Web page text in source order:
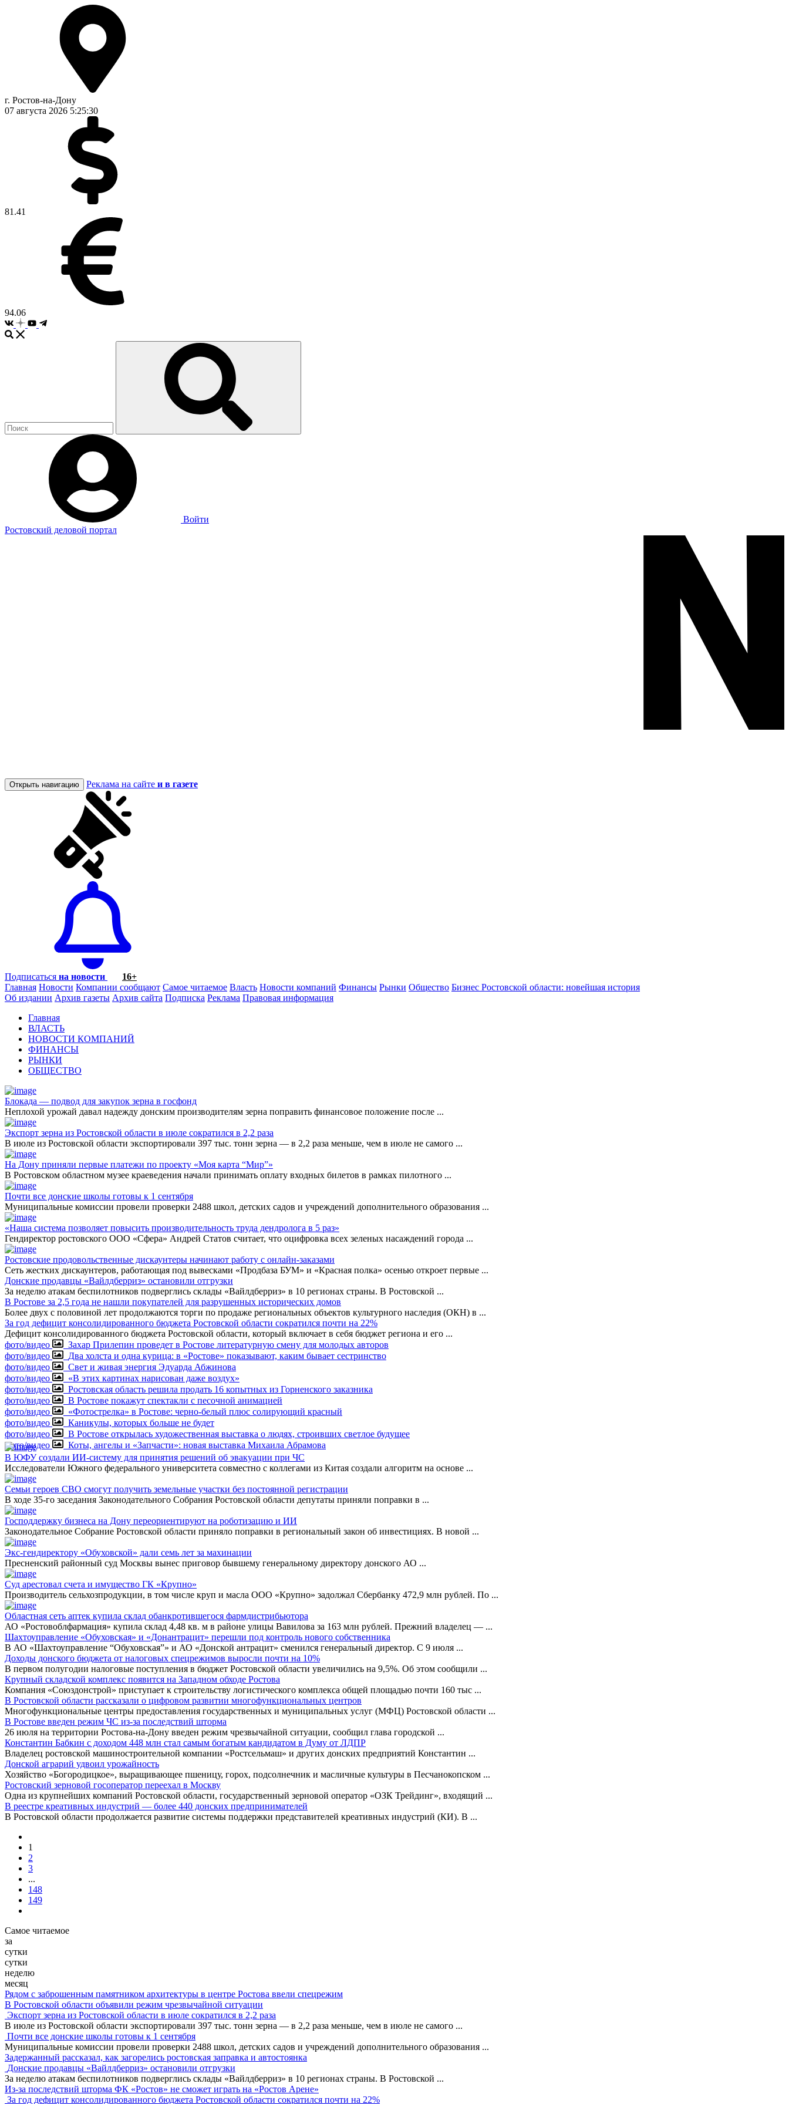
г. Ростов-на-Дону
07 августа 2026 5:25:31
81.41
94.06
Войти
Ростовский деловой портал
Открыть навигацию Реклама на сайте и в газете
Подписаться на новости
16+
Главная Новости Компании сообщают Самое читаемое Власть Новости компаний Финансы Рынки Общество Бизнес Ростовской области: новейшая история
Об издании Архив газеты Архив сайта Подписка Реклама Правовая информация
Главная
ВЛАСТЬ
НОВОСТИ КОМПАНИЙ
ФИНАНСЫ
РЫНКИ
ОБЩЕСТВО
Блокада — подвод для закупок зерна в госфонд
Неплохой урожай давал надежду донским производителям зерна поправить финансовое положение после ...
Экспорт зерна из Ростовской области в июле сократился в 2,2 раза
В июле из Ростовской области экспортировали 397 тыс. тонн зерна — в 2,2 раза меньше, чем в июле не самого ...
На Дону приняли первые платежи по проекту «Моя карта “Мир”»
В Ростовском областном музее краеведения начали принимать оплату входных билетов в рамках пилотного ...
Почти все донские школы готовы к 1 сентября
Муниципальные комиссии провели проверки 2488 школ, детских садов и учреждений дополнительного образования ...
«Наша система позволяет повысить производительность труда дендролога в 5 раз»
Гендиректор ростовского ООО «Сфера» Андрей Статов считает, что оцифровка всех зеленых насаждений города ...
Ростовские продовольственные дискаунтеры начинают работу с онлайн-заказами
Сеть жестких дискаунтеров, работающая под вывесками «Продбаза БУМ» и «Красная полка» осенью откроет первые ...
Донские продавцы «Вайлдберриз» остановили отгрузки
За неделю атакам беспилотников подверглись склады «Вайлдберриз» в 10 регионах страны. В Ростовской ...
В Ростове за 2,5 года не нашли покупателей для разрушенных исторических домов
Более двух с половиной лет продолжаются торги по продаже региональных объектов культурного наследия (ОКН) в ...
За год дефицит консолидированного бюджета Ростовской области сократился почти на 22%
Дефицит консолидированного бюджета Ростовской области, который включает в себя бюджет региона и его ...
фото/видео
Захар Прилепин проведет в Ростове литературную смену для молодых авторов
фото/видео
Два холста и одна курица: в «Ростове» показывают, каким бывает сестринство
фото/видео
Свет и живая энергия Эдуарда Абжинова
фото/видео
«В этих картинах нарисован даже воздух»
фото/видео
Ростовская область решила продать 16 копытных из Горненского заказника
фото/видео
В Ростове покажут спектакли с песочной анимацией
фото/видео
«Фотострелка» в Ростове: черно-белый плюс солирующий красный
фото/видео
Каникулы, которых больше не будет
фото/видео
В Ростове открылась художественная выставка о людях, строивших светлое будущее
фото/видео
Коты, ангелы и «Запчасти»: новая выставка Михаила Абрамова
В ЮФУ создали ИИ-систему для принятия решений об эвакуации при ЧС
Исследователи Южного федерального университета совместно с коллегами из Китая создали алгоритм на основе ...
Семьи героев СВО смогут получить земельные участки без постоянной регистрации
В ходе 35-го заседания Законодательного Собрания Ростовской области депутаты приняли поправки в ...
Господдержку бизнеса на Дону переориентируют на роботизацию и ИИ
Законодательное Собрание Ростовской области приняло поправки в региональный закон об инвестициях. В новой ...
Экс-гендиректору «Обуховской» дали семь лет за махинации
Пресненский районный суд Москвы вынес приговор бывшему генеральному директору донского АО ...
Суд арестовал счета и имущество ГК «Крупно»
Производитель сельхозпродукции, в том числе круп и масла ООО «Крупно» задолжал Сбербанку 472,9 млн рублей. По ...
Областная сеть аптек купила склад обанкротившегося фармдистрибьютора
АО «Ростовоблфармация» купила склад 4,48 кв. м в районе улицы Вавилова за 163 млн рублей. Прежний владелец — ...
Шахтоуправление «Обуховская» и «Донантрацит» перешли под контроль нового собственника
В АО «Шахтоуправление “Обуховская”» и АО «Донской антрацит» сменился генеральный директор. С 9 июля ...
Доходы донского бюджета от налоговых спецрежимов выросли почти на 10%
В первом полугодии налоговые поступления в бюджет Ростовской области увеличились на 9,5%. Об этом сообщили ...
Крупный складской комплекс появится на Западном обходе Ростова
Компания «Союздонстрой» приступает к строительству логистического комплекса общей площадью почти 160 тыс ...
В Ростовской области рассказали о цифровом развитии многофункциональных центров
Многофункциональные центры предоставления государственных и муниципальных услуг (МФЦ) Ростовской области ...
В Ростове введен режим ЧС из-за последствий шторма
26 июля на территории Ростова-на-Дону введен режим чрезвычайной ситуации, сообщил глава городской ...
Константин Бабкин с доходом 448 млн стал самым богатым кандидатом в Думу от ЛДПР
Владелец ростовской машиностроительной компании «Ростсельмаш» и других донских предприятий Константин ...
Донской аграрий удвоил урожайность
Хозяйство «Богородицкое», выращивающее пшеницу, горох, подсолнечник и масличные культуры в Песчанокопском ...
Ростовский зерновой госоператор переехал в Москву
Одна из крупнейших компаний Ростовской области, государственный зерновой оператор «ОЗК Трейдинг», входящий ...
В реестре креативных индустрий — более 440 донских предпринимателей
В Ростовской области продолжается развитие системы поддержки представителей креативных индустрий (КИ). В ...
1
2
3
...
148
149
Самое читаемое
за
сутки
сутки
неделю
месяц
Рядом с заброшенным памятником архитектуры в центре Ростова ввели спецрежим
В Ростовской области объявили режим чрезвычайной ситуации
Экспорт зерна из Ростовской области в июле сократился в 2,2 раза
В июле из Ростовской области экспортировали 397 тыс. тонн зерна — в 2,2 раза меньше, чем в июле не самого ...
Почти все донские школы готовы к 1 сентября
Муниципальные комиссии провели проверки 2488 школ, детских садов и учреждений дополнительного образования ...
Задержанный рассказал, как загорелись ростовская заправка и автостоянка
Донские продавцы «Вайлдберриз» остановили отгрузки
За неделю атакам беспилотников подверглись склады «Вайлдберриз» в 10 регионах страны. В Ростовской ...
Из-за последствий шторма ФК «Ростов» не сможет играть на «Ростов Арене»
За год дефицит консолидированного бюджета Ростовской области сократился почти на 22%